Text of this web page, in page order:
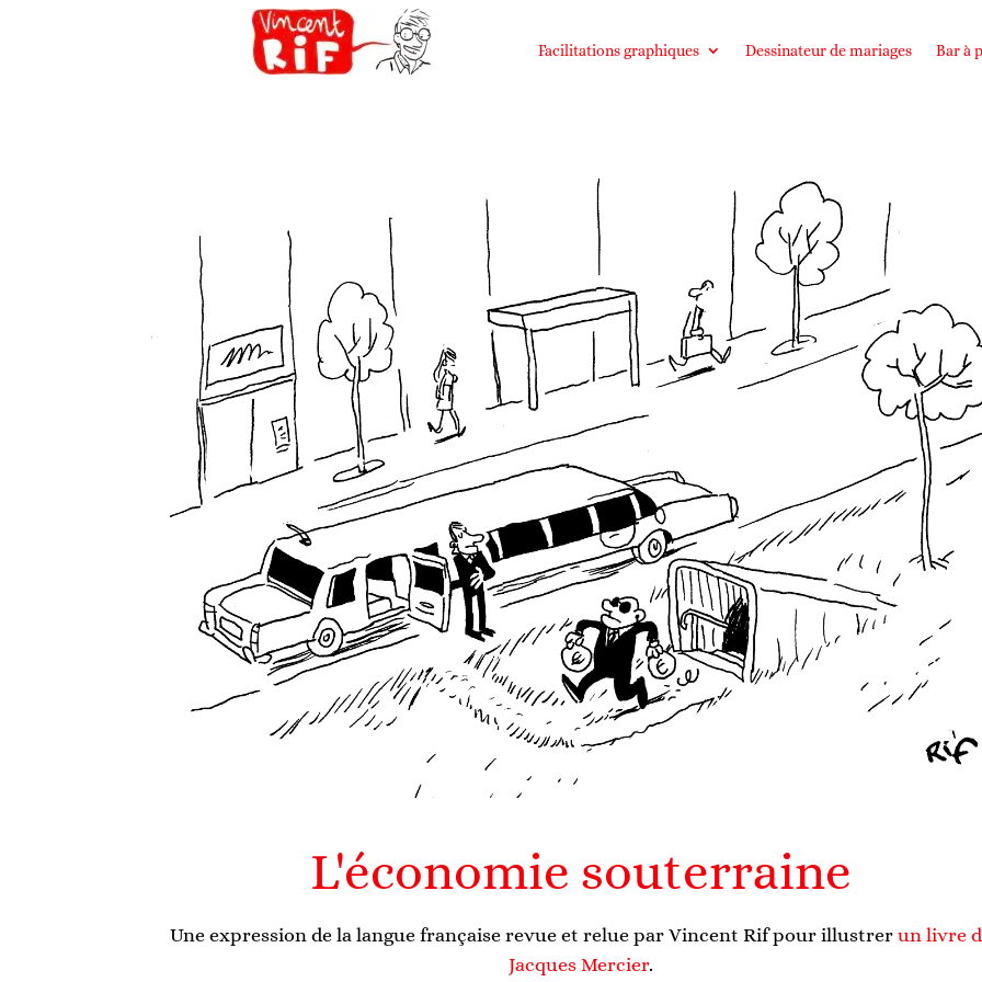
Facilitations graphiques Dessinateur de mariages Bar à
L'économie souterraine
Une expression de la langue française revue et relue par Vincent Rif pour illustrerun livre
Jacques Mercier.